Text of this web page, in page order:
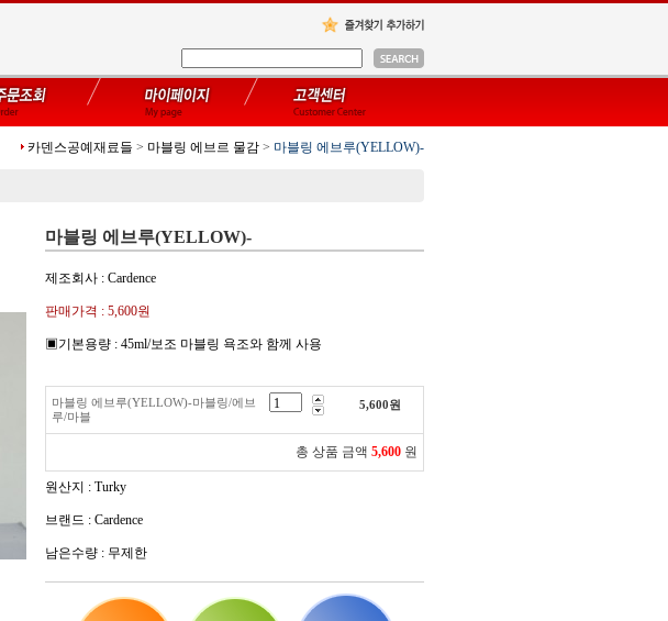
카덴스공예재료들 > 마블링 에브르 물감 > 마블링 에브루(YELLOW)-
마블링 에브루(YELLOW)-
제조회사 : Cardence
판매가격 : 5,600원
▣기본용량 : 45ml/보조 마블링 욕조와 함께 사용
마블링 에브루(YELLOW)-마블링/에브
루/마블
5,600원
총 상품 금액 5,600 원
원산지 : Turky
브랜드 : Cardence
남은수량 : 무제한